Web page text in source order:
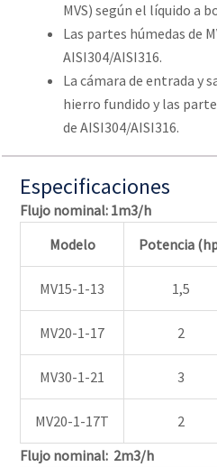
MVS) según el líquido a
Las partes húmedas de
AISI304/AISI316.
La cámara de entrada y
hierro fundido y las
de AISI304/AISI316.
Especificaciones
Flujo nominal: 1m3/h
Modelo
Potencia
MV15-1-13 1,5
MV20-1-17 2
MV30-1-21 3
MV20-1-17T 2
Flujo nominal: 2m3/h